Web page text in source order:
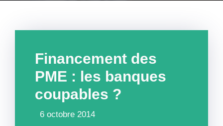
Financement des
PME : les banques
coupables ?
6 octobre 2014